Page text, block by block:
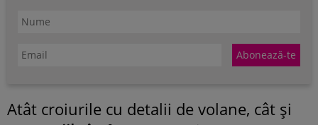
Atât croiurile cu detalii de volane, cât și